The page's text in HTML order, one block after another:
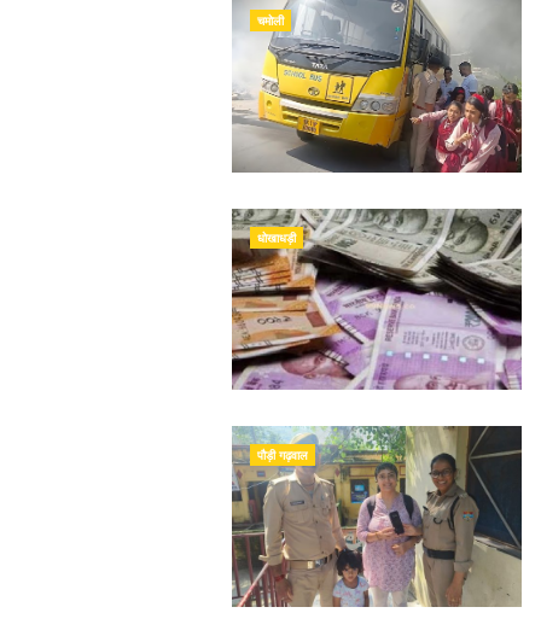
चमोली
धोखाधड़ी
पौड़ी गढ़वाल